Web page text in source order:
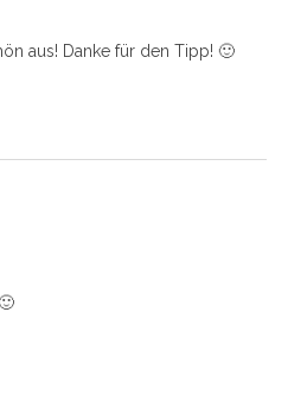
aus! Danke für den Tipp! 🙂